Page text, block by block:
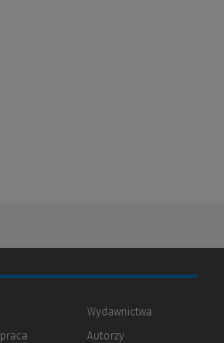
Wydawnictwa
Autorzy